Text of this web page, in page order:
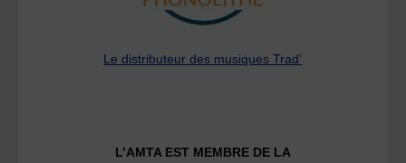
Le distributeur des musiques Trad'
L’AMTA EST MEMBRE DE LA